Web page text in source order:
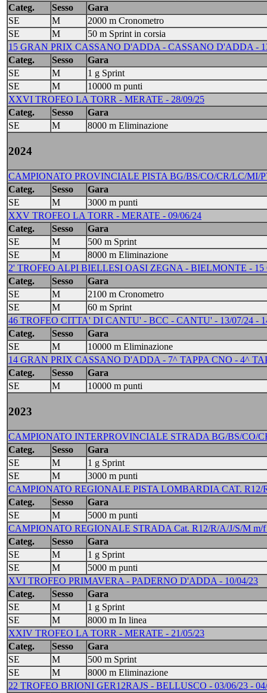
Categ.
Sesso
Gara
SE
M
2000 m Cronometro
SE
M
50 m Sprint in corsia
15 GRAN PRIX CASSANO D'ADDA - CASSANO D'ADDA -
Categ.
Sesso
Gara
SE
M
1 g Sprint
SE
M
10000 m punti
XXVI TROFEO LA TORR - MERATE - 28/09/25
Categ.
Sesso
Gara
SE
M 8000 m Eliminazione
2024
CAMPIONATO PROVINCIALE PISTA BG/BS/CO/CR/LC/MI/
Categ.
Sesso
Gara
SE
M
3000 m punti
XXV TROFEO LA TORR - MERATE - 09/06/24
Categ.
Sesso
Gara
SE
M
500 m Sprint
SE
M
8000 m Eliminazione
2' TROFEO ALPI BIELLESI OASI ZEGNA - BIELMONTE - 15
Categ.
Sesso
Gara
SE
M
2100 m Cronometro
SE
M
60 m Sprint
46 TROFEO CITTA' DI CANTU' - BCC - CANTU' - 13/07/24 -
Categ.
Sesso
Gara
SE
M
10000 m Eliminazione
14 GRAN PRIX CASSANO D'ADDA - 7^ TAPPA CNO - 4^
Categ.
Sesso
Gara
SE
M 10000 m punti
2023
CAMPIONATO INTERPROVINCIALE STRADA BG/BS/CO/
Categ.
Sesso
Gara
SE
M
1 g Sprint
SE
M
3000 m punti
CAMPIONATO REGIONALE PISTA LOMBARDIA CAT. R12/
Categ.
Sesso
Gara
SE
M
5000 m punti
CAMPIONATO REGIONALE STRADA Cat. R12/R/A/J/S/M m/
Categ.
Sesso
Gara
SE
M
1 g Sprint
SE
M
5000 m punti
XVI TROFEO PRIMAVERA - PADERNO D'ADDA - 10/04/23
Categ.
Sesso
Gara
SE
M
1 g Sprint
SE
M
8000 m In linea
XXIV TROFEO LA TORR - MERATE - 21/05/23
Categ.
Sesso
Gara
SE
M
500 m Sprint
SE
M
8000 m Eliminazione
22 TROFEO BRIONI GER12RAJS - BELLUSCO - 03/06/23 -